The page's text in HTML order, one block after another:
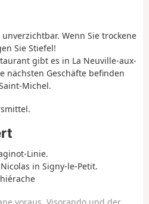
Wenn Sie trockene
Sie Stiefel!
gibt es in La Neuville-aux-
nächsten Geschäfte befinden
Michel.
Linie.
in Signy-le-Petit.